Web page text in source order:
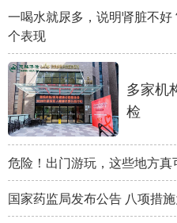
Русский язык
Deutsch
一喝水就尿多，说明肾脏不
个表现
多家机
检
危险！出门游玩，这些地方真
国家药监局发布公告 八项措